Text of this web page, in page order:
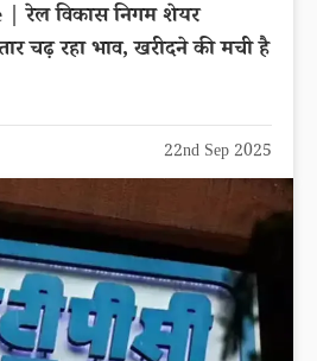
रेल विकास निगम शेयर
चढ़ रहा भाव, खरीदने की मची है
22nd Sep 2025